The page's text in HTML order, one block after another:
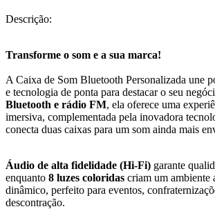
Descrição:
Transforme o som e a sua marca!
A Caixa de Som Bluetooth Personalizada une
e tecnologia de ponta para destacar o seu
Bluetooth e rádio FM, ela oferece uma
imersiva, complementada pela inovadora
conecta duas caixas para um som ainda mais
Áudio de alta fidelidade (Hi-Fi) garante
enquanto 8 luzes coloridas criam um ambiente
dinâmico, perfeito para eventos,
descontração.